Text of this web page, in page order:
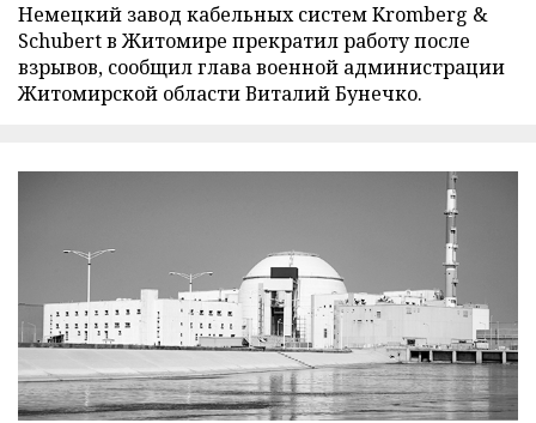
Немецкий завод кабельных систем Kromberg &
Schubert в Житомире прекратил работу после
взрывов, сообщил глава военной администрации
Житомирской области Виталий Бунечко.